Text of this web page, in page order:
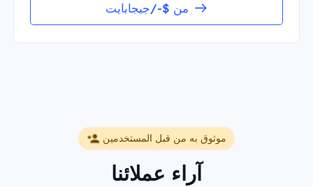
من $-/جيجابايت
موثوق به من قبل المستخدمين
آراء عملائنا